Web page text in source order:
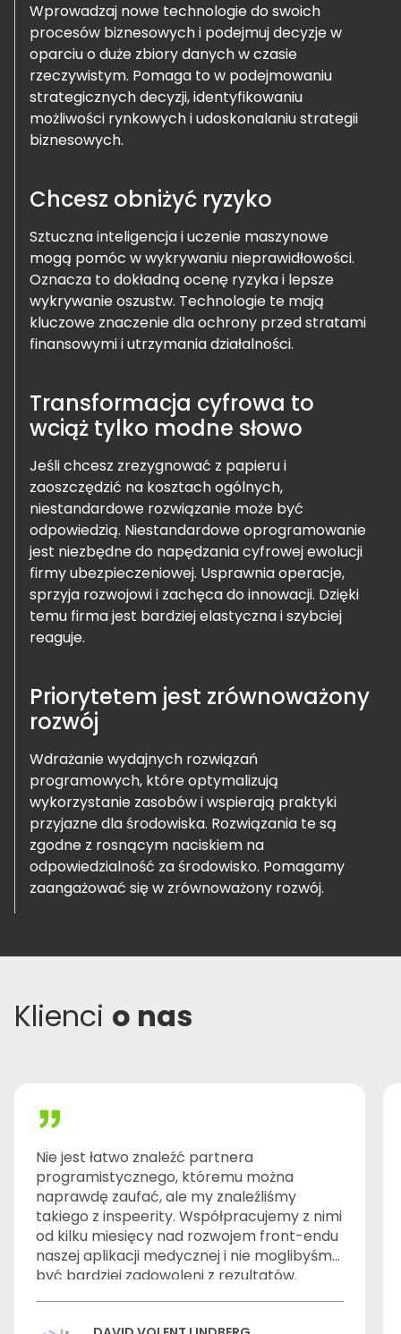
Wprowadzaj nowe technologie do swoich
procesów biznesowych i podejmuj decyzje w
oparciu o duże zbiory danych w czasie
rzeczywistym. Pomaga to w podejmowaniu
strategicznych decyzji, identyfikowaniu
możliwości rynkowych i udoskonalaniu strategii
biznesowych.
Chcesz obniżyć ryzyko
Sztuczna inteligencja i uczenie maszynowe
mogą pomóc w wykrywaniu nieprawidłowości.
Oznacza to dokładną ocenę ryzyka i lepsze
wykrywanie oszustw. Technologie te mają
kluczowe znaczenie dla ochrony przed stratami
finansowymi i utrzymania działalności.
Transformacja cyfrowa to
wciąż tylko modne słowo
Jeśli chcesz zrezygnować z papieru i
zaoszczędzić na kosztach ogólnych,
niestandardowe rozwiązanie może być
odpowiedzią. Niestandardowe oprogramowanie
jest niezbędne do napędzania cyfrowej ewolucji
firmy ubezpieczeniowej. Usprawnia operacje,
sprzyja rozwojowi i zachęca do innowacji. Dzięki
temu firma jest bardziej elastyczna i szybciej
reaguje.
Priorytetem jest zrównoważony
rozwój
Wdrażanie wydajnych rozwiązań
programowych, które optymalizują
wykorzystanie zasobów i wspierają praktyki
przyjazne dla środowiska. Rozwiązania te są
zgodne z rosnącym naciskiem na
odpowiedzialność za środowisko. Pomagamy
zaangażować się w zrównoważony rozwój.
Klienci o nas
Nie jest łatwo znaleźć partnera
programistycznego, któremu można
naprawdę zaufać, ale my znaleźliśmy
takiego z inspeerity. Współpracujemy z nimi
od kilku miesięcy nad rozwojem front-endu
naszej aplikacji medycznej i nie moglibyśmy
być bardziej zadowoleni z rezultatów.